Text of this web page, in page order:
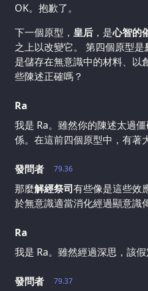
OK。抱歉了。
下一個原型， 皇后 ，是心智的
之上以改變它。 第四個原型是
是儲存在無意識中的材料、以
些陳述正確嗎？
Ra
我是 Ra。雖然你的陳述太過
係。在這前四個原型中，有著
79.36
發問者
那麼解經祭司有些像是這些效
於無意識適當消化經過顯意識
Ra
我是 Ra。雖然經過深思，該假
79.37
發問者